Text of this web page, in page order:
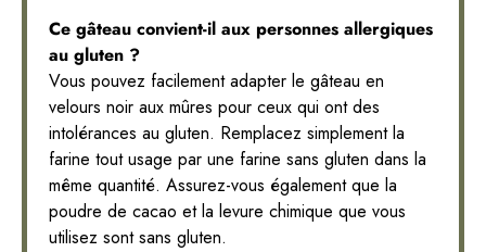
Ce gâteau convient-il aux personnes allergiques
au gluten ?
Vous pouvez facilement adapter le gâteau en
velours noir aux mûres pour ceux qui ont des
intolérances au gluten. Remplacez simplement la
farine tout usage par une farine sans gluten dans la
même quantité. Assurez-vous également que la
poudre de cacao et la levure chimique que vous
utilisez sont sans gluten.